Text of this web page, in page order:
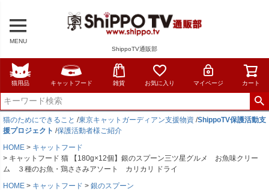
MENU
ShippoTV通販部
猫用品 キャットフード 雑貨 お気に入り マイページ カート
猫のためにできること /東京キャットガーディアン支援物資 /ShippoTV保護活動支
援プロジェクト /保護活動者様ご紹介
HOME
キャットフード
キャットフード 猫 【180g×12個】銀のスプーン三ツ星グルメ お魚味クリー
ム ３種のお魚・鶏ささみアソート カリカリ ドライ
HOME
キャットフード
銀のスプーン